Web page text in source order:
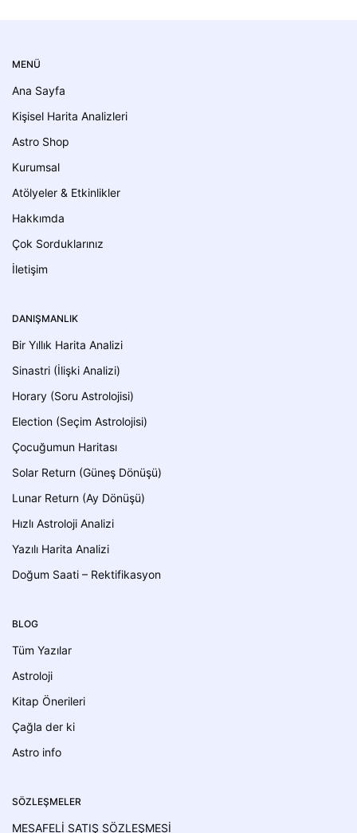
MENÜ
Ana Sayfa
Kişisel Harita Analizleri
Astro Shop
Kurumsal
Atölyeler & Etkinlikler
Hakkımda
Çok Sorduklarınız
İletişim
DANIŞMANLIK
Bir Yıllık Harita Analizi
Sinastri (İlişki Analizi)
Horary (Soru Astrolojisi)
Election (Seçim Astrolojisi)
Çocuğumun Haritası
Solar Return (Güneş Dönüşü)
Lunar Return (Ay Dönüşü)
Hızlı Astroloji Analizi
Yazılı Harita Analizi
Doğum Saati – Rektifikasyon
BLOG
Tüm Yazılar
Astroloji
Kitap Önerileri
Çağla der ki
Astro info
SÖZLEŞMELER
MESAFELİ SATIŞ SÖZLEŞMESİ